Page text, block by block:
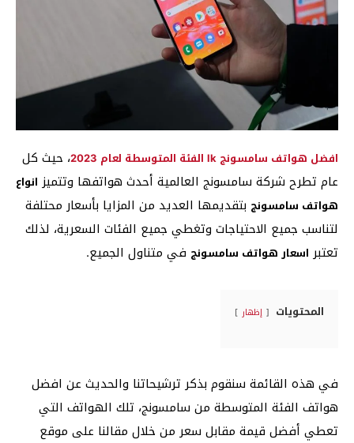
افضل هواتف سامسونج lk الفئة المتوسطة لعام 2023
، حيث كل
عام تطرح شركة سامسونج العالمية أحدث هواتفها وتتميز انواع
هواتف سامسونج بتقديمها العديد من المزايا بأسعار محتلفة
لتناسب جميع الاحتياجات وتغطي جميع الفئات السعرية، لذلك
تعتبر اسعار هواتف سامسونج في متناول الجميع.
المحتويات إظهار
في هذه القائمة سنقوم بذكر ترشيحاتنا والحديث عن افضل
هواتف الفئة المتوسطة من سامسونج، تلك الهواتف التي
تعطي أفضل قيمة مقابل سعر من خلال مقالنا على موقع